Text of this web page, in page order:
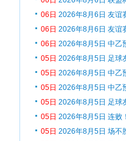
06日 2026年8月6日 友谊
06日 2026年8月6日 友谊
06日 2026年8月5日 中乙
05日 2026年8月5日 足球
05日 2026年8月5日 中乙
05日 2026年8月5日 中乙
05日 2026年8月5日 足球
05日 2026年8月5日 连败
05日 2026年8月5日 场不